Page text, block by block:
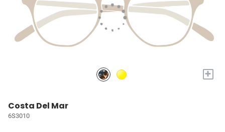
+
Costa Del Mar
6S3010